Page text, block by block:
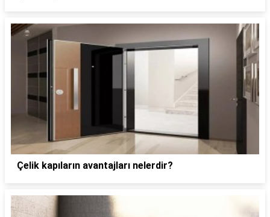
Çelik kapıların avantajları nelerdir?